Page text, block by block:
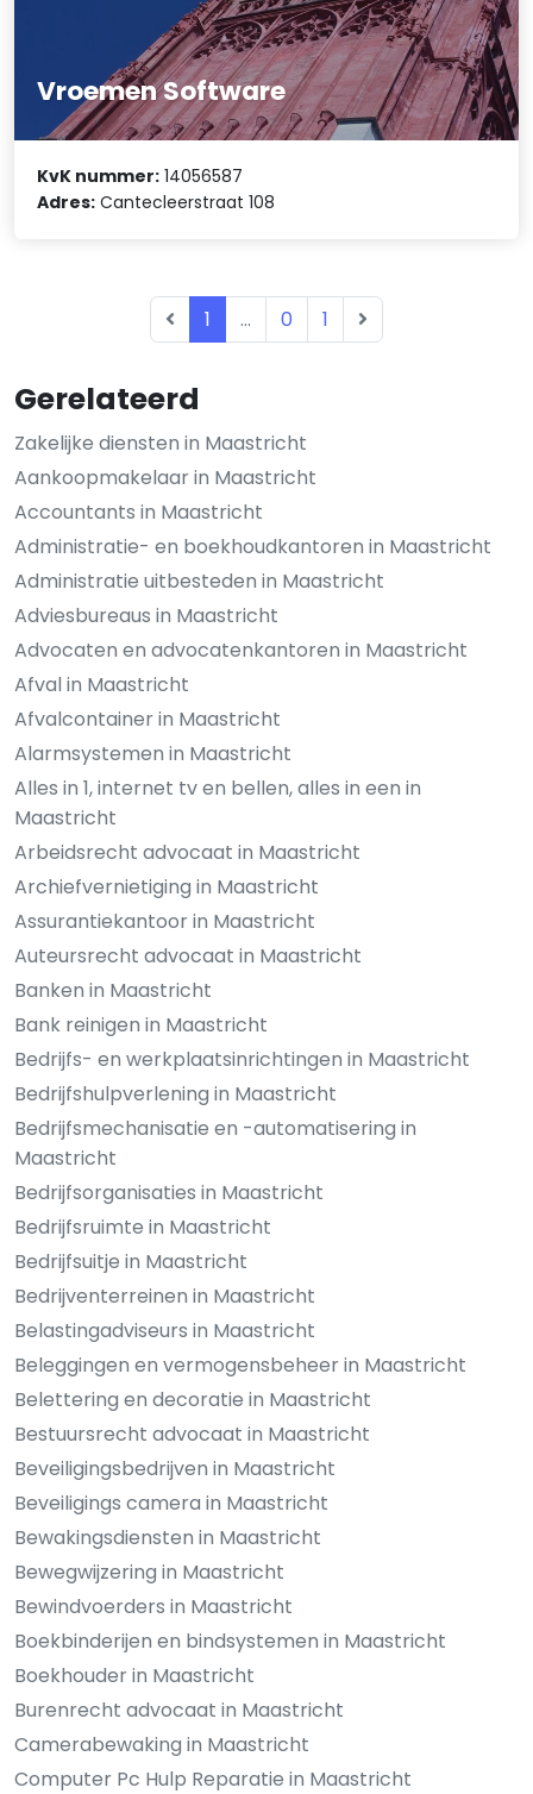
Gerelateerd
Zakelijke diensten in Maastricht
Aankoopmakelaar in Maastricht
Accountants in Maastricht
Administratie- en boekhoudkantoren in Maastricht
Administratie uitbesteden in Maastricht
Adviesbureaus in Maastricht
Advocaten en advocatenkantoren in Maastricht
Afval in Maastricht
Afvalcontainer in Maastricht
Alarmsystemen in Maastricht
Alles in 1, internet tv en bellen, alles in een in
Maastricht
Arbeidsrecht advocaat in Maastricht
Archiefvernietiging in Maastricht
Assurantiekantoor in Maastricht
Auteursrecht advocaat in Maastricht
Banken in Maastricht
Bank reinigen in Maastricht
Bedrijfs- en werkplaatsinrichtingen in Maastricht
Bedrijfshulpverlening in Maastricht
Bedrijfsmechanisatie en -automatisering in
Maastricht
Bedrijfsorganisaties in Maastricht
Bedrijfsruimte in Maastricht
Bedrijfsuitje in Maastricht
Bedrijventerreinen in Maastricht
Belastingadviseurs in Maastricht
Beleggingen en vermogensbeheer in Maastricht
Belettering en decoratie in Maastricht
Bestuursrecht advocaat in Maastricht
Beveiligingsbedrijven in Maastricht
Beveiligings camera in Maastricht
Bewakingsdiensten in Maastricht
Bewegwijzering in Maastricht
Bewindvoerders in Maastricht
Boekbinderijen en bindsystemen in Maastricht
Boekhouder in Maastricht
Burenrecht advocaat in Maastricht
Camerabewaking in Maastricht
Computer Pc Hulp Reparatie in Maastricht
Vroemen Software
KvK nummer: 14056587
Adres: Cantecleerstraat 108
1 ... 0 1